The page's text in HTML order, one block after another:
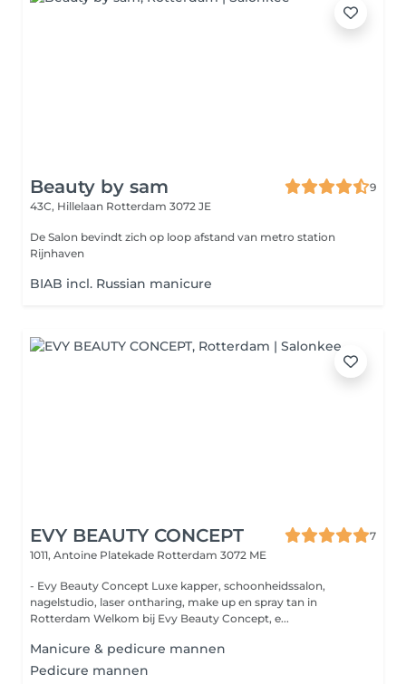
Beauty by sam
9
43C, Hillelaan Rotterdam 3072 JE
De Salon bevindt zich op loop afstand van metro station
Rijnhaven
BIAB incl. Russian manicure
EVY BEAUTY CONCEPT
7
1011, Antoine Platekade Rotterdam 3072 ME
- Evy Beauty Concept Luxe kapper, schoonheidssalon,
nagelstudio, laser ontharing, make up en spray tan in
Rotterdam Welkom bij Evy Beauty Concept, e...
Manicure & pedicure mannen
Pedicure mannen